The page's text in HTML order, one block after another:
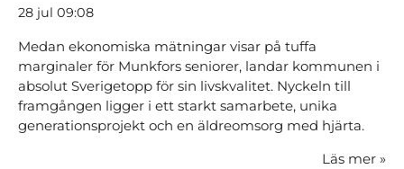
28 jul 09:08
Medan ekonomiska mätningar visar på tuffa
marginaler för Munkfors seniorer, landar kommunen i
absolut Sverigetopp för sin livskvalitet. Nyckeln till
framgången ligger i ett starkt samarbete, unika
generationsprojekt och en äldreomsorg med hjärta.
Läs mer »